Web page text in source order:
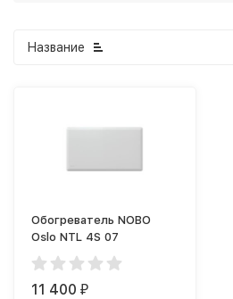
Название
Обогреватель NOBO
Oslo NTL 4S 07
11 400₽